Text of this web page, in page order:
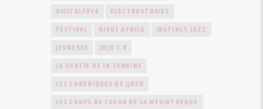
DIGITALFAYA
ELECTROSTORIES
FESTIVAL
HIRDÉ AFRICA
INSTINCT JAZZ
JEUNESSE
JOJO 3.0
LA SORTIE DE LA SEMAINE
LES CHRONIQUES DE JJBEN
LES COUPS DE COEUR DE LA MÉDIATHÈQUE